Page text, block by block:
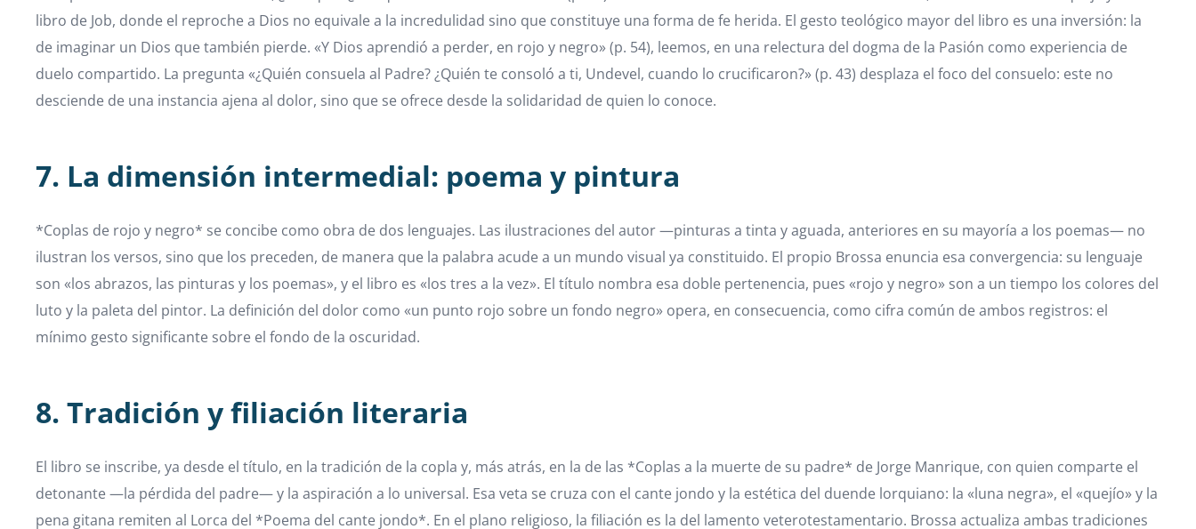
libro de Job, donde el reproche a Dios no equivale a la incredulidad sino que constituye una forma de fe herida. El gesto teológico mayor del libro es una inversión: la
de imaginar un Dios que también pierde. «Y Dios aprendió a perder, en rojo y negro» (p. 54), leemos, en una relectura del dogma de la Pasión como experiencia de
duelo compartido. La pregunta «¿Quién consuela al Padre? ¿Quién te consoló a ti, Undevel, cuando lo crucificaron?» (p. 43) desplaza el foco del consuelo: este no
desciende de una instancia ajena al dolor, sino que se ofrece desde la solidaridad de quien lo conoce.
7. La dimensión intermedial: poema y pintura
*Coplas de rojo y negro* se concibe como obra de dos lenguajes. Las ilustraciones del autor —pinturas a tinta y aguada, anteriores en su mayoría a los poemas— no
ilustran los versos, sino que los preceden, de manera que la palabra acude a un mundo visual ya constituido. El propio Brossa enuncia esa convergencia: su lenguaje
son «los abrazos, las pinturas y los poemas», y el libro es «los tres a la vez». El título nombra esa doble pertenencia, pues «rojo y negro» son a un tiempo los colores del
luto y la paleta del pintor. La definición del dolor como «un punto rojo sobre un fondo negro» opera, en consecuencia, como cifra común de ambos registros: el
mínimo gesto significante sobre el fondo de la oscuridad.
8. Tradición y filiación literaria
El libro se inscribe, ya desde el título, en la tradición de la copla y, más atrás, en la de las *Coplas a la muerte de su padre* de Jorge Manrique, con quien comparte el
detonante —la pérdida del padre— y la aspiración a lo universal. Esa veta se cruza con el cante jondo y la estética del duende lorquiano: la «luna negra», el «quejío» y la
pena gitana remiten al Lorca del *Poema del cante jondo*. En el plano religioso, la filiación es la del lamento veterotestamentario. Brossa actualiza ambas tradiciones